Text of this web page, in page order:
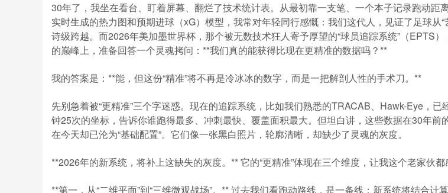
30年了，我坐在看台、盯着屏幕、翻烂了技术统计表。从最初靠一支笔、一个本子记录跑动距
实时生成的热力图和预期进球（xG）模型，我常对年轻同行感慨：我们这代人，见证了足球从“
诗级跨越。而2026年美加墨世界杯，那个被无数技术狂人寄予厚望的“球员追踪系统”（EPTS
的巅峰上，准备回答一个灵魂拷问：**我们真的能获得比现在更精准的数据吗？**
我的答案是：**能，但这份“精准”将不再是冷冰冰的数字，而是一把解剖人性的手术刀。**
先别急着被“更精准”三个字迷惑。现在的追踪系统，比如我们熟悉的TRACAB、Hawk-Eye，已
钟25次的坐标，告诉你谁跑得最多、冲刺最快、覆盖面积最大。但坦白讲，这些数据在30年前
在今天却已沦为“基础配置”。它们像一张黑白照片，轮廓清晰，却缺少了灵魂的灰度。
**2026年的新系统，将补上这缺失的灰度。** 它的“更精准”体现在三个维度，让我这个老家伙都
**第一，从“二维平面”到“三维微观战场”。** 过去我们看跑动路线，是一条线；新系统将结合计